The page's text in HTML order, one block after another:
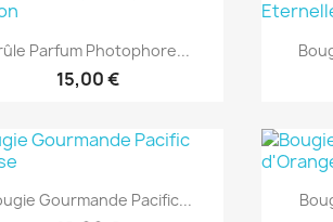
Aperçu rapide
Parfum Photophore...
15,00 €
Aperçu rapide
Gourmande Pacific...